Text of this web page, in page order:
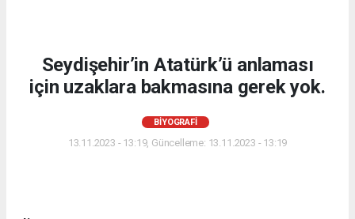
Seydişehir’in Atatürk’ü anlaması
için uzaklara bakmasına gerek yok.
BIYOGRAFI
13.11.2023 - 13:19, Güncelleme: 13.11.2023 - 13:19